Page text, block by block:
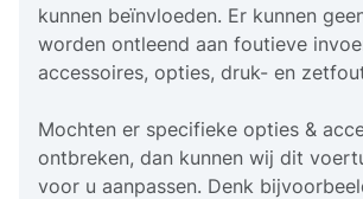
kunnen beïnvloeden. Er kunnen
worden ontleend aan foutieve
accessoires, opties, druk- en
Mochten er specifieke opties &
ontbreken, dan kunnen wij dit
voor u aanpassen. Denk